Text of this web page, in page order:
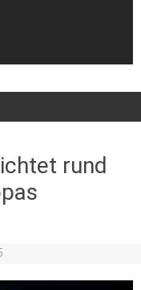
rund